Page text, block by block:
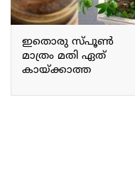
ഇതൊരു സ്‌പൂൺ
മാത്രം മതി ഏത്
കായ്ക്കാത്ത
കുലകുത്തി